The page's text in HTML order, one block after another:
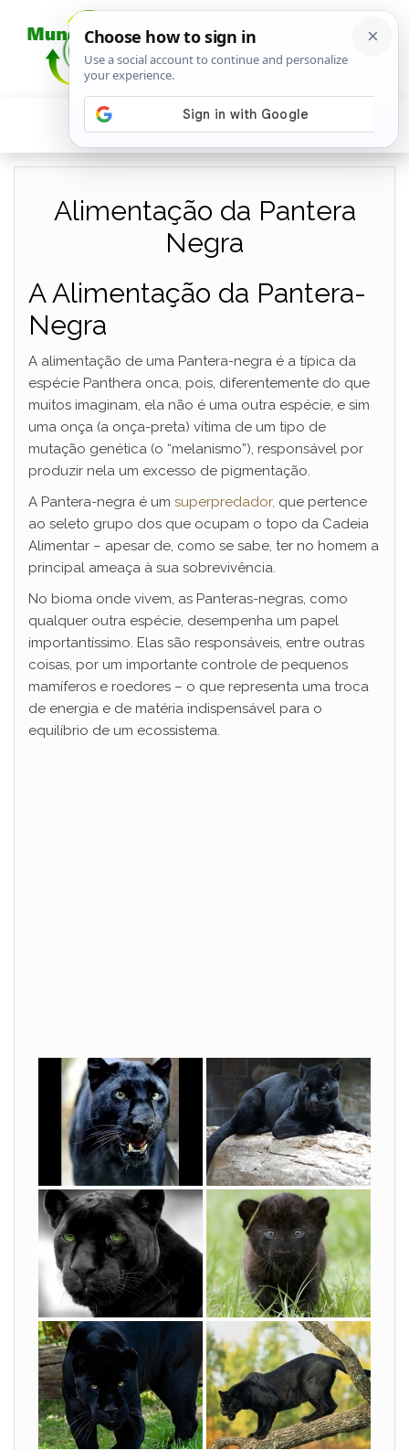
Alimentação da Pantera
Negra
A Alimentação da Pantera-
Negra
A alimentação de uma Pantera-negra é a típica da
espécie Panthera onca, pois, diferentemente do que
muitos imaginam, ela não é uma outra espécie, e sim
uma onça (a onça-preta) vítima de um tipo de
mutação genética (o “melanismo”), responsável por
produzir nela um excesso de pigmentação.
A Pantera-negra é um superpredador, que pertence
ao seleto grupo dos que ocupam o topo da Cadeia
Alimentar – apesar de, como se sabe, ter no homem a
principal ameaça à sua sobrevivência.
No bioma onde vivem, as Panteras-negras, como
qualquer outra espécie, desempenha um papel
importantíssimo. Elas são responsáveis, entre outras
coisas, por um importante controle de pequenos
mamíferos e roedores – o que representa uma troca
de energia e de matéria indispensável para o
equilíbrio de um ecossistema.